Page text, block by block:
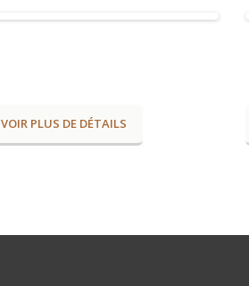
VOIR PLUS DE DÉTAILS